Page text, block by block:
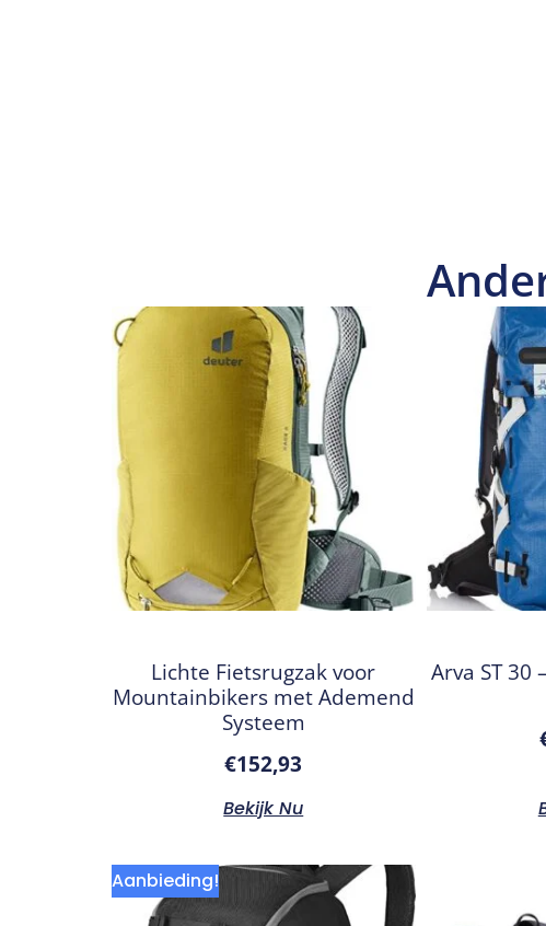
Lichte Fietsrugzak voor
Mountainbikers met Ademend
Systeem
€152,93
Bekijk Nu
Arva ST 30
Aanbieding!